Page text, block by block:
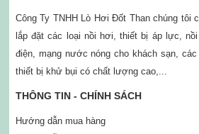
Công Ty TNHH Lò Hơi Đốt Than chúng tôi
lắp đặt các loại nồi hơi, thiết bị áp lực,
điện, mạng nước nóng cho khách sạn,
thiết bị khử bụi có chất lượng cao,...
THÔNG TIN - CHÍNH SÁCH
Hướng dẫn mua hàng